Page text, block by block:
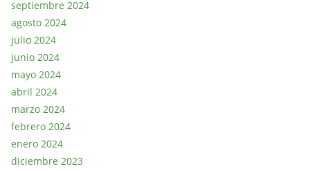
septiembre 2024
agosto 2024
julio 2024
junio 2024
mayo 2024
abril 2024
marzo 2024
febrero 2024
enero 2024
diciembre 2023